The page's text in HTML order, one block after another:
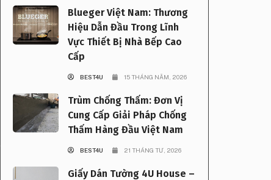
Blueger Việt Nam: Thương
Hiệu Dẫn Đầu Trong Lĩnh
Vực Thiết Bị Nhà Bếp Cao
Cấp
BEST4U 15 THÁNG NĂM, 2026
Trùm Chống Thấm: Đơn Vị
Cung Cấp Giải Pháp Chống
Thấm Hàng Đầu Việt Nam
BEST4U 21 THÁNG TƯ, 2026
Giấy Dán Tường 4U House –